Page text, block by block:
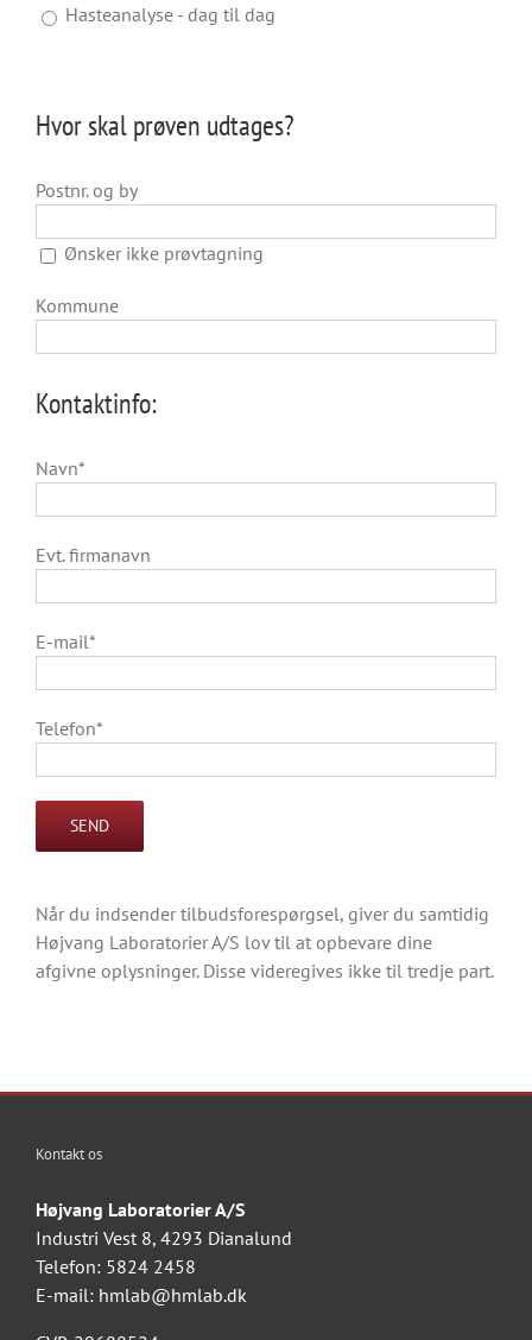
Hasteanalyse - dag til dag
Hvor skal prøven udtages?
Postnr. og by
Ønsker ikke prøvtagning
Kommune
Kontaktinfo:
Navn*
Evt. firmanavn
E-mail*
Telefon*
Når du indsender tilbudsforespørgsel, giver du samtidig
Højvang Laboratorier A/S lov til at opbevare dine
afgivne oplysninger. Disse videregives ikke til tredje part.
Kontakt os
Højvang Laboratorier A/S
Industri Vest 8, 4293 Dianalund
Telefon: 5824 2458
E-mail: hmlab@hmlab.dk